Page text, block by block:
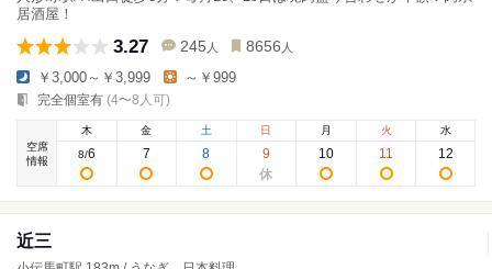
居酒屋！
3.27 245 人 8656 人
￥3,000～￥3,999 ～￥999
完全個室有 (4〜8人可)
空席
情報
木
8/6
金
7
土
8
日
9
月
10
火
11
水
12
近三